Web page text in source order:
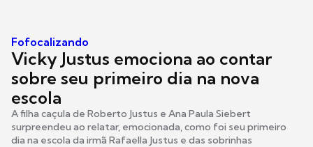
Fofocalizando
Vicky Justus emociona ao contar
sobre seu primeiro dia na nova
escola
A filha caçula de Roberto Justus e Ana Paula Siebert
surpreendeu ao relatar, emocionada, como foi seu primeiro
dia na escola da irmã Rafaella Justus e das sobrinhas